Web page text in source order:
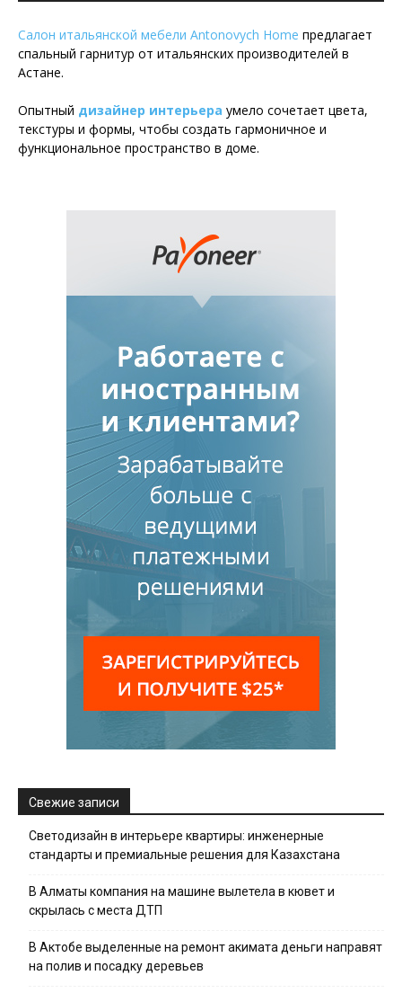
Салон итальянской мебели Antonovych Home предлагает
спальный гарнитур от итальянских производителей в
Астане.
Опытный дизайнер интерьера умело сочетает цвета,
текстуры и формы, чтобы создать гармоничное и
функциональное пространство в доме.
Свежие записи
Светодизайн в интерьере квартиры: инженерные
стандарты и премиальные решения для Казахстана
В Алматы компания на машине вылетела в кювет и
скрылась с места ДТП
В Актобе выделенные на ремонт акимата деньги направят
на полив и посадку деревьев